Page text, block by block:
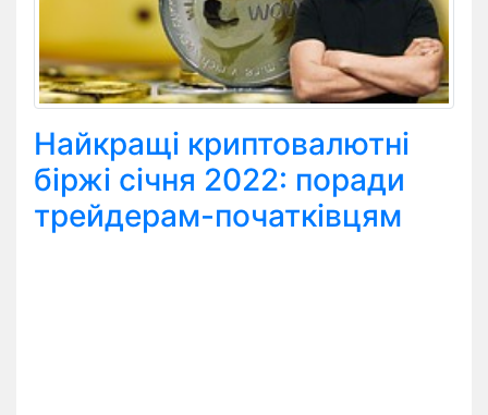
Найкращі криптовалютні
біржі січня 2022: поради
трейдерам-початківцям